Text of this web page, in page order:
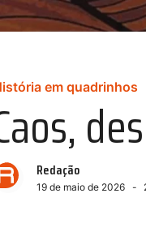
em quadrinhos
Redação
19 de maio de 2026